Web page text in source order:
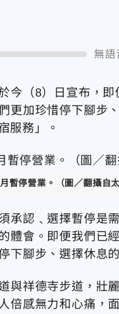
無語
今（8）日宣布，
更加珍惜停下腳步
服務」。
暫停營業。（圖／翻攝自
承認﹑選擇暫停是
體會。即便我們已
下腳步、選擇休息
與祥德寺步道，壯
倍感無力和心痛，